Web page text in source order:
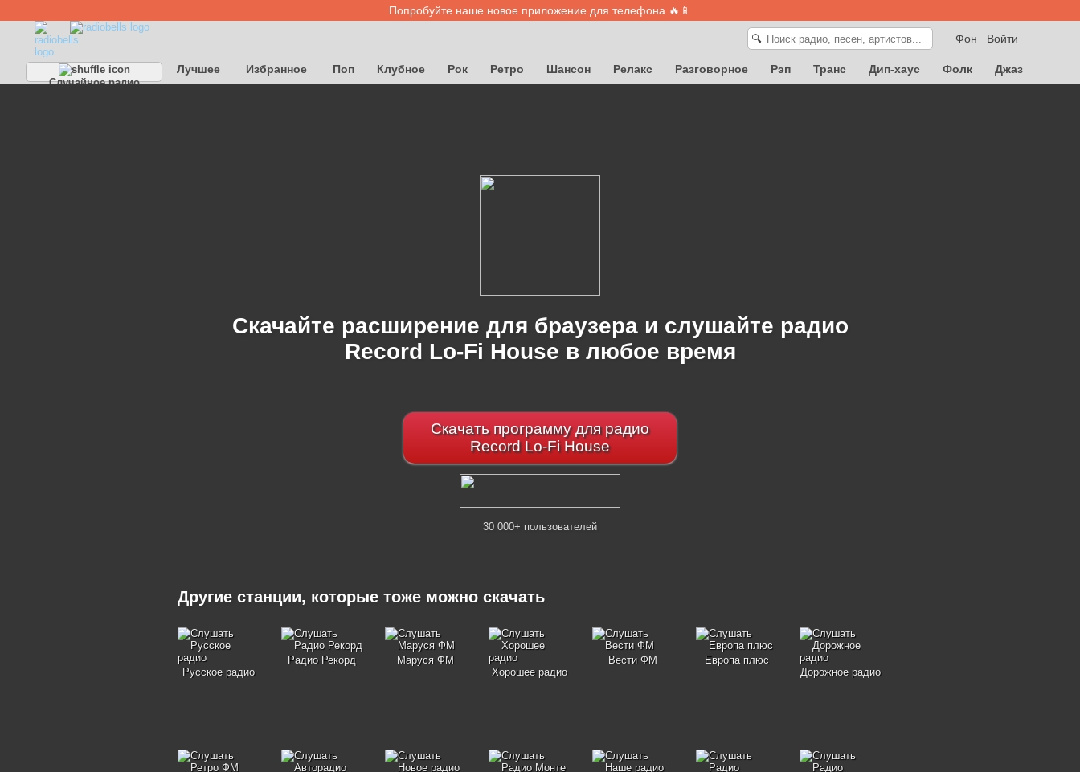
Попробуйте наше новое приложение для телефона 🔥📱
Войти
Фон
🔍
Случайное радио
Лучшее Избранное Поп Клубное Рок Ретро Шансон Релакс Разговорное Рэп Транс Дип-хаус Фолк
Джаз
Скачайте расширение для браузера и слушайте радио
Record Lo-Fi House в любое время
Скачать программу для радио
Record Lo-Fi House
30 000+ пользователей
Другие станции, которые тоже можно скачать
Русское радио
Радио Рекорд
Маруся ФМ
Хорошее радио
Вести ФМ
Европа плюс
Дорожное радио